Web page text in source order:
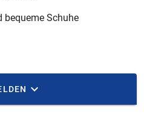
bequeme Schuhe